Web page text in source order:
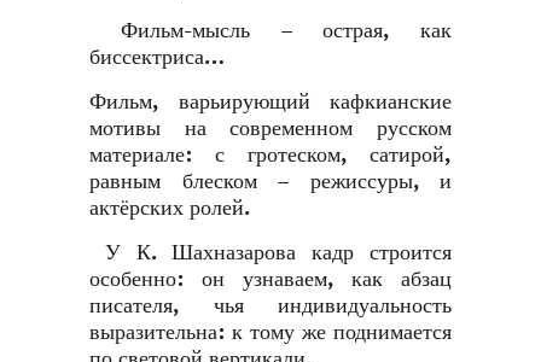
Фильм-мысль – острая, как
биссектриса…
Фильм, варьирующий кафкианские
мотивы на современном русском
материале: с гротеском, сатирой,
равным блеском – режиссуры, и
актёрских ролей.
У К. Шахназарова кадр строится
особенно: он узнаваем, как абзац
писателя, чья индивидуальность
выразительна: к тому же поднимается